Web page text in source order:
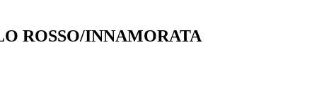
ROSSO/INNAMORATA